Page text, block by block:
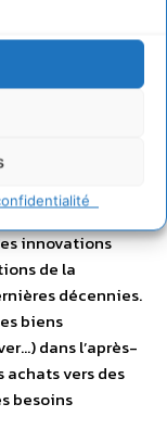
d’une
alors
soif de liberté et
les foyers
Motorola
innovations
de la
décennies.
biens
dans l’après-
achats vers des
besoins